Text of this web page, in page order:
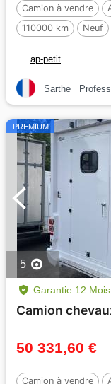
Camion à vendre
110000 km
Neuf
ap-petit
Sarthe
PREMIUM
5
Garantie 12 Mois
Camion
50 331,60 €
Camion à vendre